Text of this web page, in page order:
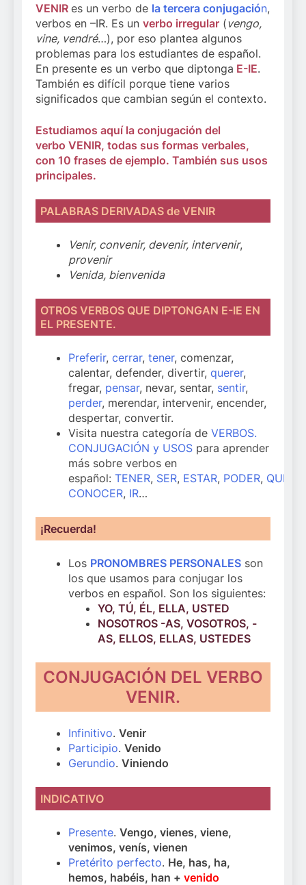
VENIR es un verbo de la tercera conjugación,
verbos en –IR. Es un verbo irregular (vengo,
vine, vendré…), por eso plantea algunos
problemas para los estudiantes de español.
En presente es un verbo que diptonga E-IE.
También es difícil porque tiene varios
significados que cambian según el contexto.
Estudiamos aquí la conjugación del
verbo VENIR, todas sus formas verbales,
con 10 frases de ejemplo. También sus usos
principales.
PALABRAS DERIVADAS de VENIR
Venir, convenir, devenir, intervenir,
provenir
Venida, bienvenida
OTROS VERBOS QUE DIPTONGAN E-IE EN
EL PRESENTE.
Preferir, cerrar, tener, comenzar,
calentar, defender, divertir, querer,
fregar, pensar, nevar, sentar, sentir,
perder, merendar, intervenir, encender,
despertar, convertir.
Visita nuestra categoría de VERBOS.
CONJUGACIÓN y USOS para aprender
más sobre verbos en
español: TENER, SER, ESTAR, PODER,
CONOCER, IR…
¡Recuerda!
Los PRONOMBRES PERSONALES son
los que usamos para conjugar los
verbos en español. Son los siguientes:
YO, TÚ, ÉL, ELLA, USTED
NOSOTROS -AS, VOSOTROS, -
AS, ELLOS, ELLAS, USTEDES
CONJUGACIÓN DEL VERBO
VENIR.
Infinitivo. Venir
Participio. Venido
Gerundio. Viniendo
INDICATIVO
Presente. Vengo, vienes, viene,
venimos, venís, vienen
Pretérito perfecto. He, has, ha,
hemos, habéis, han + venido